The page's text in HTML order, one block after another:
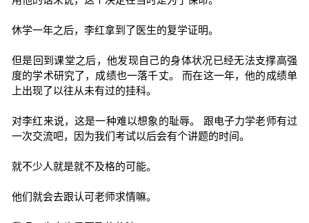
休学一年之后，李红拿到了医生的复学证明。
但是回到课堂之后，他发现自己的身体状况已经无法支撑高强
度的学术研究了，成绩也一落千丈。 而在这一年，他的成绩单
上出现了以往从未有过的挂科。
对李红来说，这是一种难以想象的耻辱。 跟电子力学老师有过
一次交流吧，因为我们考试以后会有个讲题的时间。
就不少人就是就不及格的可能。
他们就会去跟认可老师求情嘛。